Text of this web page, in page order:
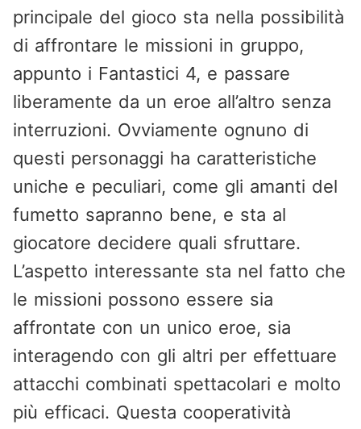
principale del gioco sta nella possibilità
di affrontare le missioni in gruppo,
appunto i Fantastici 4, e passare
liberamente da un eroe all’altro senza
interruzioni. Ovviamente ognuno di
questi personaggi ha caratteristiche
uniche e peculiari, come gli amanti del
fumetto sapranno bene, e sta al
giocatore decidere quali sfruttare.
L’aspetto interessante sta nel fatto che
le missioni possono essere sia
affrontate con un unico eroe, sia
interagendo con gli altri per effettuare
attacchi combinati spettacolari e molto
più efficaci. Questa cooperatività